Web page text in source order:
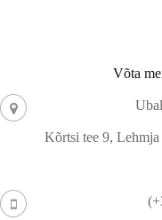
Võta
Kõrtsi tee 9,